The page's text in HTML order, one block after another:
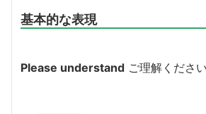
基本的な表現
Please understand ご理解ください